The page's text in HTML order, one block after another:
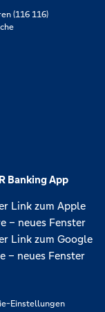
(116 116)
Banking App
Einstellungen